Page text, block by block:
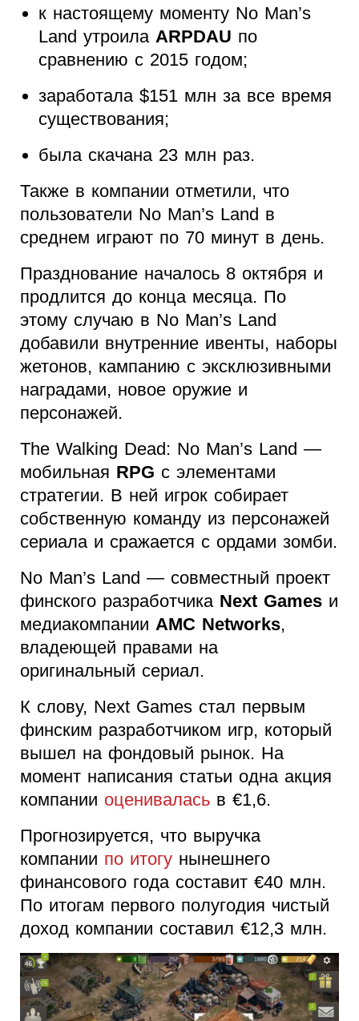
к настоящему моменту No Man’s
Land утроила ARPDAU по
сравнению с 2015 годом;
заработала $151 млн за все время
существования;
была скачана 23 млн раз.
Также в компании отметили, что
пользователи No Man’s Land в
среднем играют по 70 минут в день.
Празднование началось 8 октября и
продлится до конца месяца. По
этому случаю в No Man’s Land
добавили внутренние ивенты, наборы
жетонов, кампанию с эксклюзивными
наградами, новое оружие и
персонажей.
The Walking Dead: No Man’s Land —
мобильная RPG с элементами
стратегии. В ней игрок собирает
собственную команду из персонажей
сериала и сражается с ордами зомби.
No Man’s Land — совместный проект
финского разработчика Next Games и
медиакомпании AMC Networks,
владеющей правами на
оригинальный сериал.
К слову, Next Games стал первым
финским разработчиком игр, который
вышел на фондовый рынок. На
момент написания статьи одна акция
компании оценивалась в €1,6.
Прогнозируется, что выручка
компании по итогу нынешнего
финансового года составит €40 млн.
По итогам первого полугодия чистый
доход компании составил €12,3 млн.